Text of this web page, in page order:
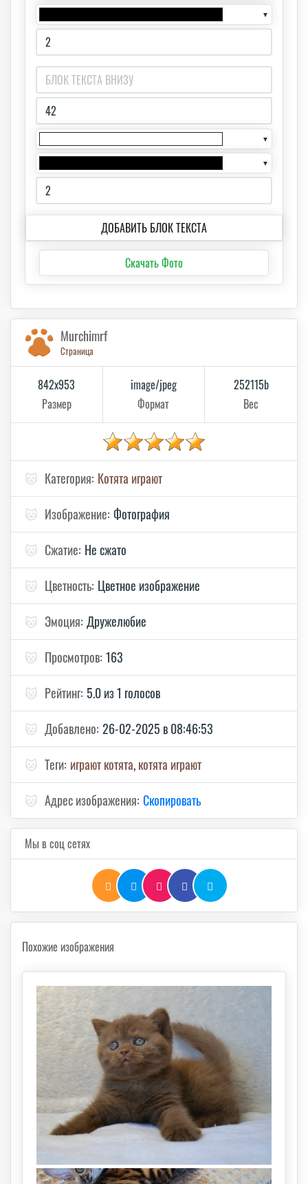
▼
▼
▼
ДОБАВИТЬ БЛОК ТЕКСТА
Скачать Фото
Murchimrf
Страница
842x953
Размер
image/jpeg
Формат
252115b
Вес
🐱 Категория: Котята играют
🐱 Изображение: Фотография
🐱 Сжатие: Не сжато
🐱 Цветность: Цветное изображение
🐱 Эмоция: Дружелюбие
🐱 Просмотров: 163
🐱 Рейтинг: 5.0 из 1 голосов
🐱 Добавлено: 26-02-2025 в 08:46:53
🐱 Теги: играют котята,котята играют
🐱 Адрес изображения: Скопировать
Мы в соц сетях
Похожие изображения